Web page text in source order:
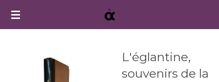
Passer
L'églantine,
souvenirs de la